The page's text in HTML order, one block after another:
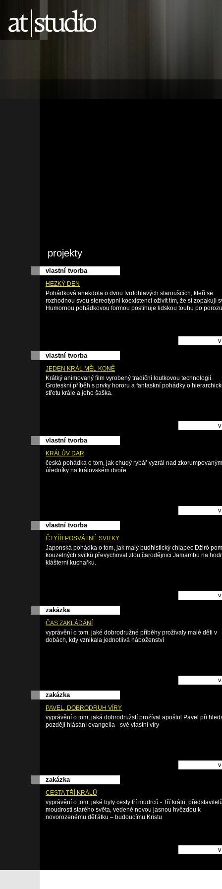
projekty
vlastní tvorba
HEZKÝ DEN
Pohádková anekdota o dvou tvrdohlavých staroušcích, kteří se
rozhodnou svou stereotypní koexistenci oživit tím, že si zopakují
Humornou pohádkovou formou postihuje lidskou touhu po
vlastní tvorba
JEDEN KRÁL MĚL KONĚ
Krátký animovaný film vyrobený tradiční loutkovou technologií.
Groteskní příběh s prvky hororu a fantaskní pohádky o
střetu krále a jeho šaška.
vlastní tvorba
KRÁLŮV DAR
česká pohádka o tom, jak chudý rybář vyzrál nad
úředníky na královském dvoře
vlastní tvorba
ČTYŘI POSVÁTNÉ SVITKY
Japonská pohádka o tom, jak malý budhistický chlapec Džiró
kouzelných svitků převychoval zlou čarodějnici Jamambu na
klášterní kuchařku.
zakázka
ČAS ZAKLÁDÁNÍ
vyprávění o tom, jaké dobrodružné příběhy prožívaly malé děti v
dobách, kdy vznikala jednotlivá náboženství
zakázka
PAVEL, DOBRODRUH VÍRY
vyprávění o tom, jaká dobrodružstí prožíval apoštol Pavel při
později hlásání evangelia - své vlastní víry
zakázka
CESTA TŘÍ KRÁLŮ
vyprávění o tom, jaké byly cesty tří mudrců - Tří králů,
moudrostí starého světa, vedené novou jasnou hvězdou k
novorozenému děťátku – budoucímu Kristu